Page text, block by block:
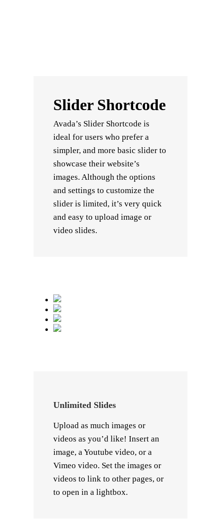
Slider Shortcode
Avada’s Slider Shortcode is
ideal for users who prefer a
simpler, and more basic slider to
showcase their website’s
images. Although the options
and settings to customize the
slider is limited, it’s very quick
and easy to upload image or
video slides.
Unlimited Slides
Upload as much images or
videos as you’d like! Insert an
image, a Youtube video, or a
Vimeo video. Set the images or
videos to link to other pages, or
to open in a lightbox.